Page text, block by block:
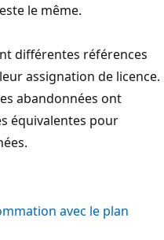
le même.
différentes références
assignation de licence.
abandonnées ont
équivalentes pour
avec le plan